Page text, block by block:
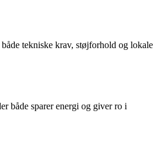
tekniske krav, støjforhold og lokale
både sparer energi og giver ro i